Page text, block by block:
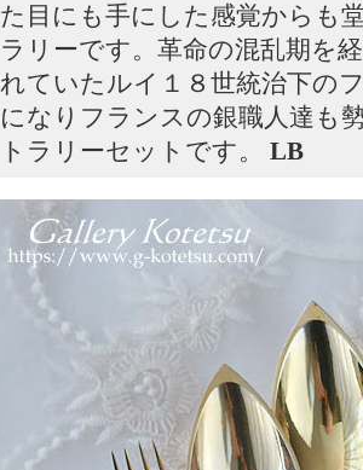
た目にも手にした感覚からも
ラリーです。革命の混乱期を
れていたルイ１８世統治下の
になりフランスの銀職人達も
トラリーセットです。 LB